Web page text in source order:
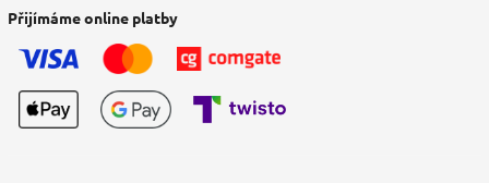
Přijímáme online platby